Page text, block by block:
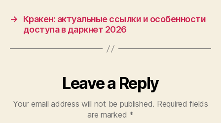
→
Кракен: актуальные ссылки и особенности
доступа в даркнет 2026
Leave a Reply
Your email address will not be published. Required fields
are marked *